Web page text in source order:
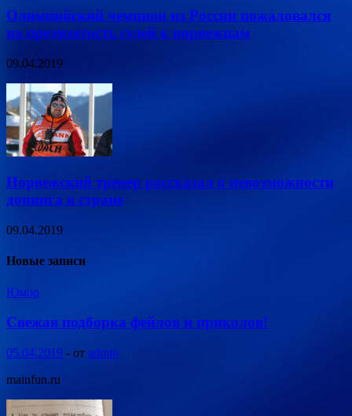
Олимпийский чемпион из России пожаловался
на предвзятость судей к норвежцам
09.04.2019
Норвежский тренер рассказал о невозможности
допинга в стране
09.04.2019
Новые записи
Юмор
Свежая подборка фейлов и приколов!
05.04.2019 - от admin
mainfun.ru